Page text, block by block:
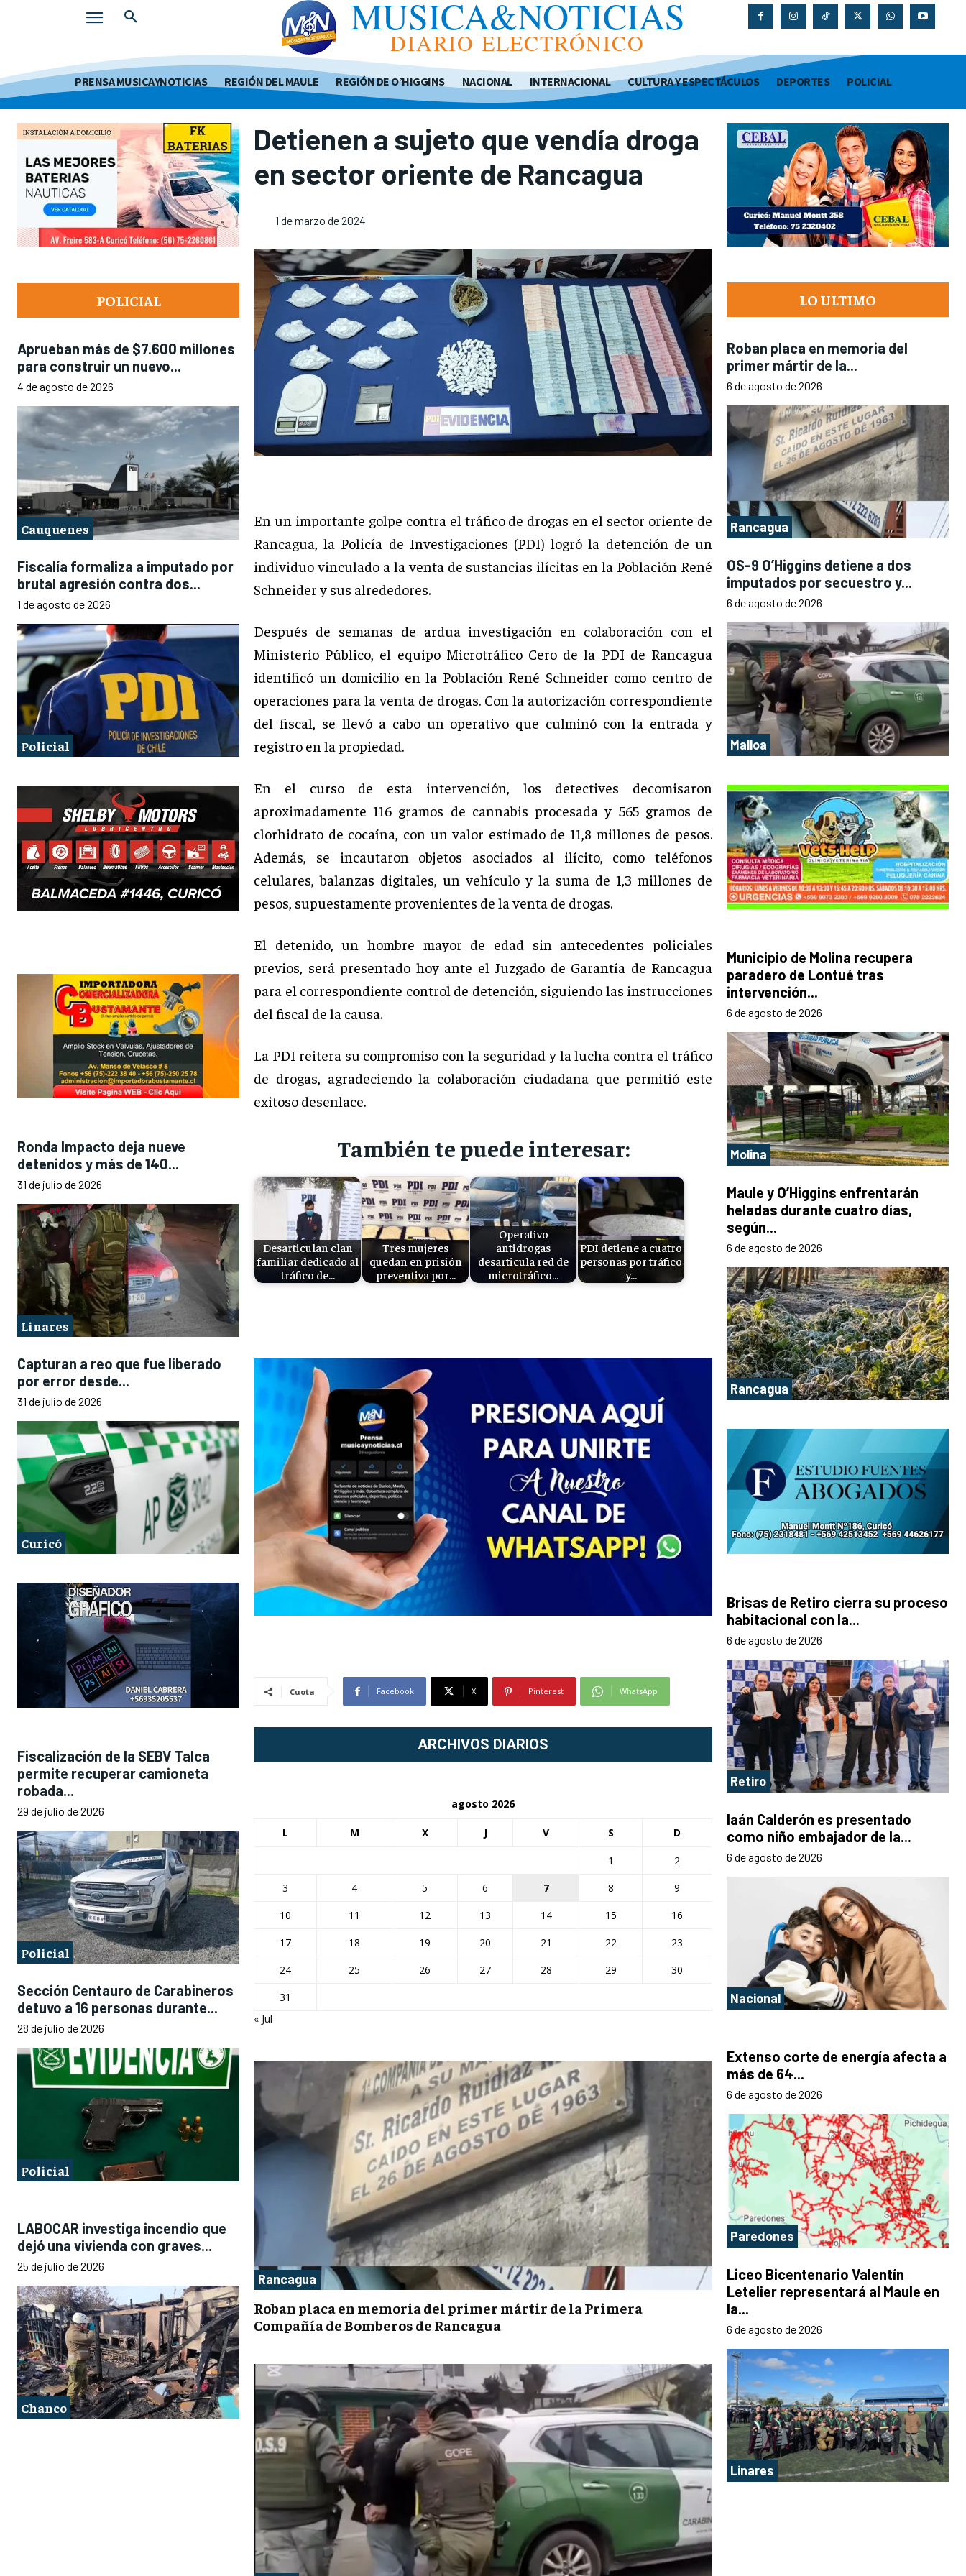
MUSICA&NOTICIAS
DIARIO ELECTRÓNICO
PRENSA MUSICAYNOTICIAS REGIÓN DEL MAULE REGIÓN DE O’HIGGINS NACIONAL INTERNACIONAL CULTURA Y ESPECTÁCULOS DEPORTES POLICIAL
POLICIAL
Aprueban más de $7.600 millones
para construir un nuevo...
4 de agosto de 2026
Cauquenes
Fiscalía formaliza a imputado por
brutal agresión contra dos...
1 de agosto de 2026
Policial
Ronda Impacto deja nueve
detenidos y más de 140...
31 de julio de 2026
Linares
Capturan a reo que fue liberado
por error desde...
31 de julio de 2026
Curicó
Fiscalización de la SEBV Talca
permite recuperar camioneta
robada...
29 de julio de 2026
Policial
Sección Centauro de Carabineros
detuvo a 16 personas durante...
28 de julio de 2026
Policial
LABOCAR investiga incendio que
dejó una vivienda con graves...
25 de julio de 2026
Chanco
Detienen a sujeto que vendía droga
en sector oriente de Rancagua
1 de marzo de 2024
En un importante golpe contra el tráfico de drogas en el sector oriente de
Rancagua, la Policía de Investigaciones (PDI) logró la detención de un
individuo vinculado a la venta de sustancias ilícitas en la Población René
Schneider y sus alrededores.
Después de semanas de ardua investigación en colaboración con el
Ministerio Público, el equipo Microtráfico Cero de la PDI de Rancagua
identificó un domicilio en la Población René Schneider como centro de
operaciones para la venta de drogas. Con la autorización correspondiente
del fiscal, se llevó a cabo un operativo que culminó con la entrada y
registro en la propiedad.
En el curso de esta intervención, los detectives decomisaron
aproximadamente 116 gramos de cannabis procesada y 565 gramos de
clorhidrato de cocaína, con un valor estimado de 11,8 millones de pesos.
Además, se incautaron objetos asociados al ilícito, como teléfonos
celulares, balanzas digitales, un vehículo y la suma de 1,3 millones de
pesos, supuestamente provenientes de la venta de drogas.
El detenido, un hombre mayor de edad sin antecedentes policiales
previos, será presentado hoy ante el Juzgado de Garantía de Rancagua
para el correspondiente control de detención, siguiendo las instrucciones
del fiscal de la causa.
La PDI reitera su compromiso con la seguridad y la lucha contra el tráfico
de drogas, agradeciendo la colaboración ciudadana que permitió este
exitoso desenlace.
También te puede interesar:
Desarticulan clan
familiar dedicado al
tráfico de…
Tres mujeres
quedan en prisión
preventiva por…
Operativo
antidrogas
desarticula red de
microtráfico…
PDI detiene a cuatro
personas por tráfico
y…
Cuota Facebook X Pinterest WhatsApp
ARCHIVOS DIARIOS
agosto 2026
L M X J V S D
1
2
3
4 5 6 7 8
9
10
11 12 13 14 15
16
17
18 19 20 21 22
23
24
25 26 27 28 29
30
31
« Jul
Rancagua
Roban placa en memoria del primer mártir de la Primera
Compañía de Bomberos de Rancagua
LO ULTIMO
Roban placa en memoria del
primer mártir de la...
6 de agosto de 2026
Rancagua
OS-9 O’Higgins detiene a dos
imputados por secuestro y...
6 de agosto de 2026
Malloa
Municipio de Molina recupera
paradero de Lontué tras
intervención...
6 de agosto de 2026
Molina
Maule y O’Higgins enfrentarán
heladas durante cuatro días,
según...
6 de agosto de 2026
Rancagua
Brisas de Retiro cierra su proceso
habitacional con la...
6 de agosto de 2026
Retiro
Iaán Calderón es presentado
como niño embajador de la...
6 de agosto de 2026
Nacional
Extenso corte de energía afecta a
más de 64...
6 de agosto de 2026
Paredones
Liceo Bicentenario Valentín
Letelier representará al Maule en
la...
6 de agosto de 2026
Linares